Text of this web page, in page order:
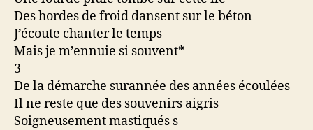
Des hordes de froid dansent sur le béton
J’écoute chanter le temps
Mais je m’ennuie si souvent*
3
De la démarche surannée des années écoulées
Il ne reste que des souvenirs aigris
Soigneusement mastiqués s